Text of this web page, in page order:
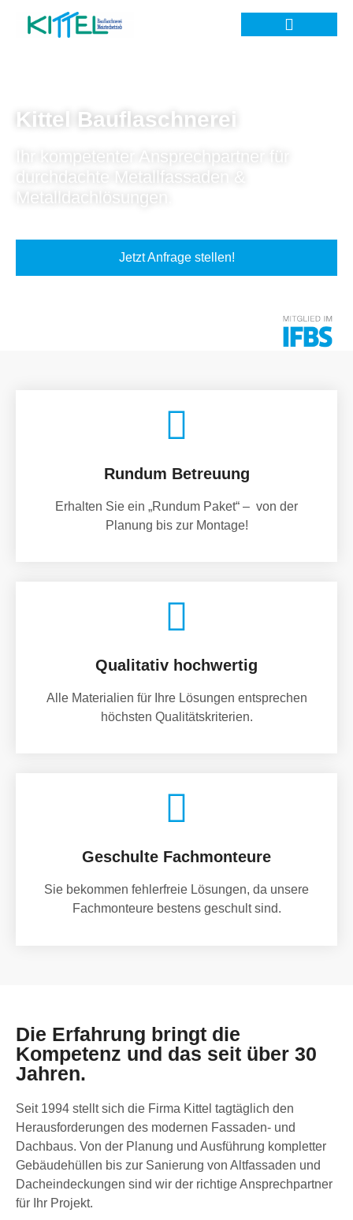
Kittel Bauflaschnerei
Ihr kompetenter Ansprechpartner für
durchdachte Metallfassaden &
Metalldachlösungen.
Jetzt Anfrage stellen!
Rundum Betreuung
Erhalten Sie ein „Rundum Paket“ – von der
Planung bis zur Montage!
Qualitativ hochwertig
Alle Materialien für Ihre Lösungen entsprechen
höchsten Qualitätskriterien.
Geschulte Fachmonteure
Sie bekommen fehlerfreie Lösungen, da unsere
Fachmonteure bestens geschult sind.
Die Erfahrung bringt die
Kompetenz und das seit über 30
Jahren.
Seit 1994 stellt sich die Firma Kittel tagtäglich den
Herausforderungen des modernen Fassaden- und
Dachbaus. Von der Planung und Ausführung kompletter
Gebäudehüllen bis zur Sanierung von Altfassaden und
Dacheindeckungen sind wir der richtige Ansprechpartner
für Ihr Projekt.